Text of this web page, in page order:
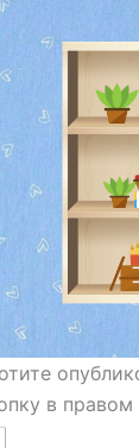
в правом